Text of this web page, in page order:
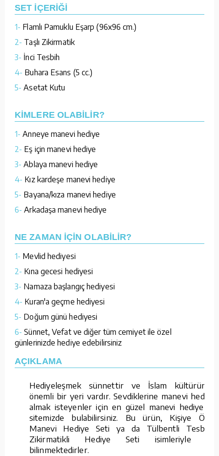
SET İÇERİĞİ
1- Flamlı Pamuklu Eşarp (96x96 cm.)
2- Taşlı Zikirmatik
3- İnci Tesbih
4- Buhara Esans (5 cc.)
5- Asetat Kutu
KİMLERE OLABİLİR?
1- Anneye manevi hediye
2- Eş için manevi hediye
3- Ablaya manevi hediye
4- Kız kardeşe manevi hediye
5- Bayana/kıza manevi hediye
6- Arkadaşa manevi hediye
NE ZAMAN İÇİN OLABİLİR?
1- Mevlid hediyesi
2- Kına gecesi hediyesi
3- Namaza başlangıç hediyesi
4- Kuran'a geçme hediyesi
5- Doğum günü hediyesi
6- Sünnet, Vefat ve diğer tüm cemiyet ile özel
günlerinizde hediye edebilirsiniz
AÇIKLAMA
Hediyeleşmek sünnettir ve İslam kültüründe
önemli bir yeri vardır. Sevdiklerine manevi hediye
almak isteyenler için en güzel manevi hediyeleri
sitemizde bulabilirsiniz. Bu ürün, Kişiye Özel
Manevi Hediye Seti ya da Tülbentli Tesbihli
Zikirmatikli Hediye Seti isimleriyle de
bilinmektedirler.